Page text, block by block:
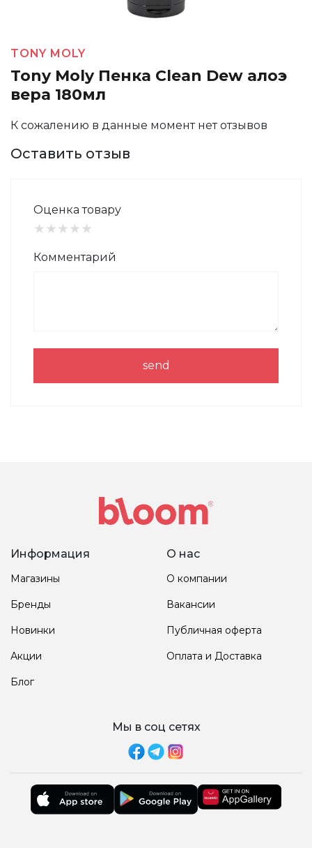
TONY MOLY
Tony Moly Пенка Clean Dew алоэ
вера 180мл
К сожалению в данные момент нет отзывов
Оставить отзыв
Оценка товару
★ ★ ★ ★ ★
Комментарий
send
Информация
Магазины
Бренды
Новинки
Акции
Блог
О нас
О компании
Вакансии
Публичная оферта
Оплата и Доставка
Мы в соц сетях